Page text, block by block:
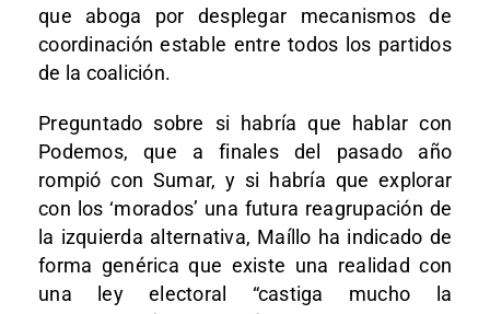
que aboga por desplegar mecanismos de
coordinación estable entre todos los partidos
de la coalición.
Preguntado sobre si habría que hablar con
Podemos, que a finales del pasado año
rompió con Sumar, y si habría que explorar
con los ‘morados’ una futura reagrupación de
la izquierda alternativa, Maíllo ha indicado de
forma genérica que existe una realidad con
una ley electoral “castiga mucho la